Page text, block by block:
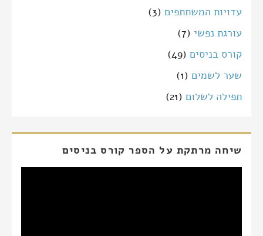
עדויות המשתתפים (3)
עורגת נפשי (7)
קורס בניסים (49)
שער לשמים (1)
תפילה לשלום (21)
שיחה מרתקת על הספר קורס בניסים